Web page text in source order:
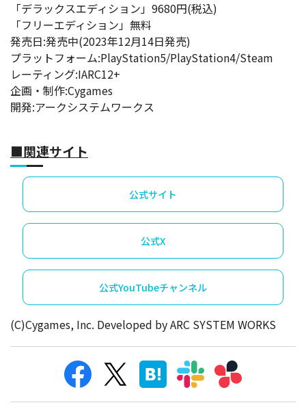
「デラックスエディション」9680円(税込)
「フリーエディション」無料
発売日:発売中(2023年12月14日発売)
プラットフォーム:PlayStation5/PlayStation4/Steam
レーティング:IARC12+
企画・制作:Cygames
開発:アークシステムワークス
■関連サイト
公式サイト
公式X
公式YouTubeチャンネル
(C)Cygames, Inc. Developed by ARC SYSTEM WORKS